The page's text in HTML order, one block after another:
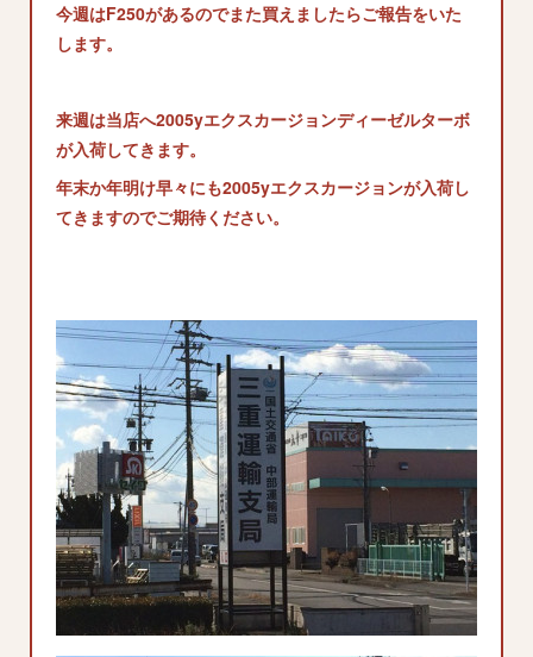
今週はF250があるのでまた買えましたらご報告をいた
します。
来週は当店へ2005yエクスカージョンディーゼルターボ
が入荷してきます。
年末か年明け早々にも2005yエクスカージョンが入荷し
てきますのでご期待ください。